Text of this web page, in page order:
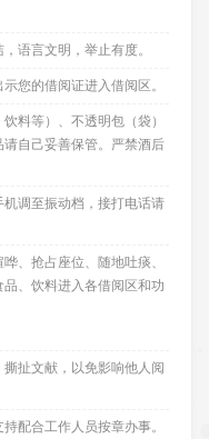
语言文明，举止有度。
您的借阅证进入借阅区。
料等）、不透明包（袋）
自己妥善保管。严禁酒后
调至振动档，接打电话请
、抢占座位、随地吐痰、
、饮料进入各借阅区和功
扯文献，以免影响他人阅
配合工作人员按章办事。